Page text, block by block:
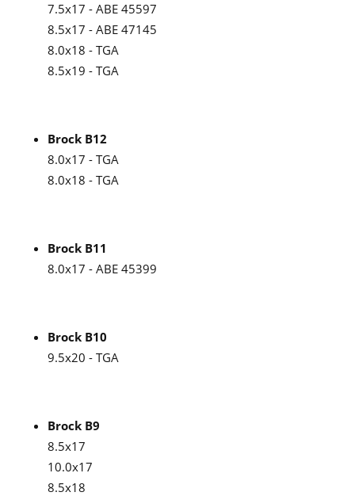
7.5x17 - ABE 45597
8.5x17 - ABE 47145
8.0x18 - TGA
8.5x19 - TGA
Brock B12
8.0x17 - TGA
8.0x18 - TGA
Brock B11
8.0x17 - ABE 45399
Brock B10
9.5x20 - TGA
Brock B9
8.5x17
10.0x17
8.5x18